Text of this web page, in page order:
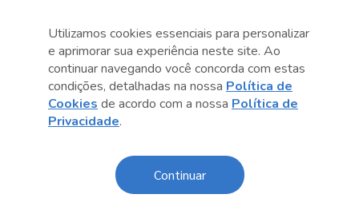
Utilizamos cookies essenciais para personalizar
e aprimorar sua experiência neste site. Ao
continuar navegando você concorda com estas
condições, detalhadas na nossa Política de
Cookies de acordo com a nossa Política de
Privacidade.
Continuar